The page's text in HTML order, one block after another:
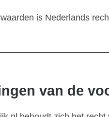
is Nederlands
van de